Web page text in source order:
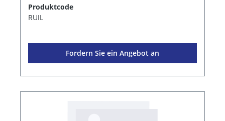
Produktcode
RUIL
Fordern Sie ein Angebot an